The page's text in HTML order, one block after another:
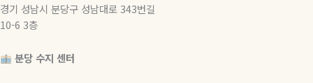
경기 성남시 분당구 성남대로 343번길
10-6 3층
분당 수지 센터